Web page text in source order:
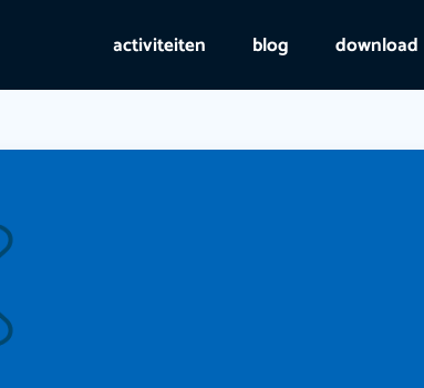
activiteiten blog download